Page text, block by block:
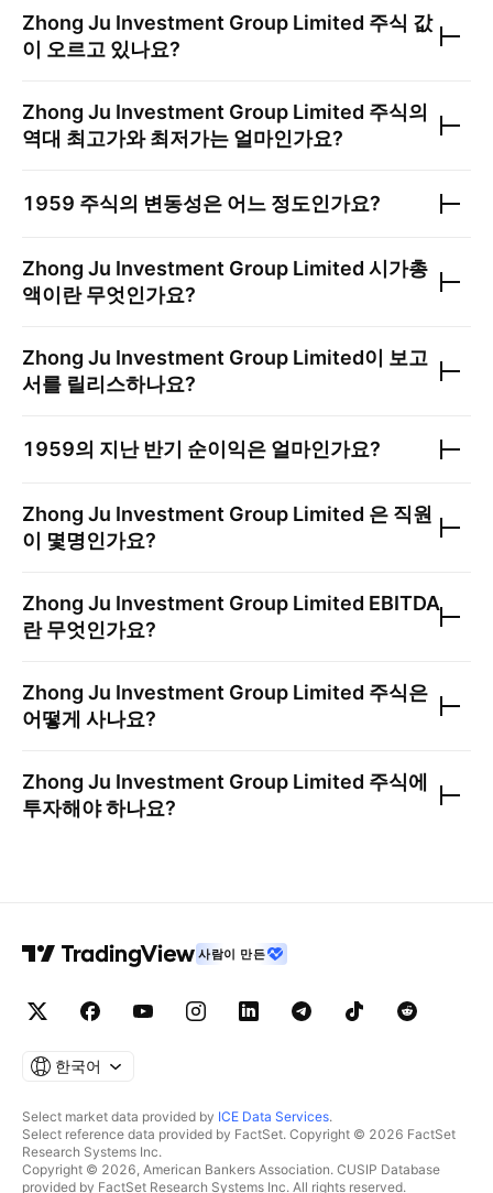
Zhong Ju Investment Group Limited 주식 값
이 오르고 있나요?
Zhong Ju Investment Group Limited 주식의
역대 최고가와 최저가는 얼마인가요?
1959 주식의 변동성은 어느 정도인가요?
Zhong Ju Investment Group Limited 시가총
액이란 무엇인가요?
Zhong Ju Investment Group Limited이 보고
서를 릴리스하나요?
1959의 지난 반기 순이익은 얼마인가요?
Zhong Ju Investment Group Limited 은 직원
이 몇명인가요?
Zhong Ju Investment Group Limited EBITDA
란 무엇인가요?
Zhong Ju Investment Group Limited 주식은
어떻게 사나요?
Zhong Ju Investment Group Limited 주식에
투자해야 하나요?
사람이 만든
한국어
Select market data provided by ICE Data Services.
Select reference data provided by FactSet. Copyright © 2026 FactSet
Research Systems Inc.
Copyright © 2026, American Bankers Association. CUSIP Database
provided by FactSet Research Systems Inc. All rights reserved.